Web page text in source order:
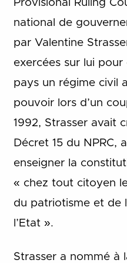
Provisional Ruling
national de
par Valentine
exercées sur lui pour
pays un régime civil
pouvoir lors d’un
1992, Strasser avait
Décret 15 du NPRC,
enseigner la
« chez tout citoyen
du patriotisme et de
l’Etat ».
Strasser a nommé à